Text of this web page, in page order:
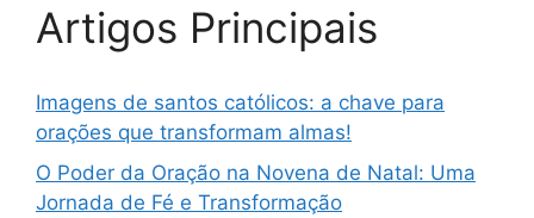
Artigos Principais
Imagens de santos católicos: a chave para
orações que transformam almas!
O Poder da Oração na Novena de Natal: Uma
Jornada de Fé e Transformação